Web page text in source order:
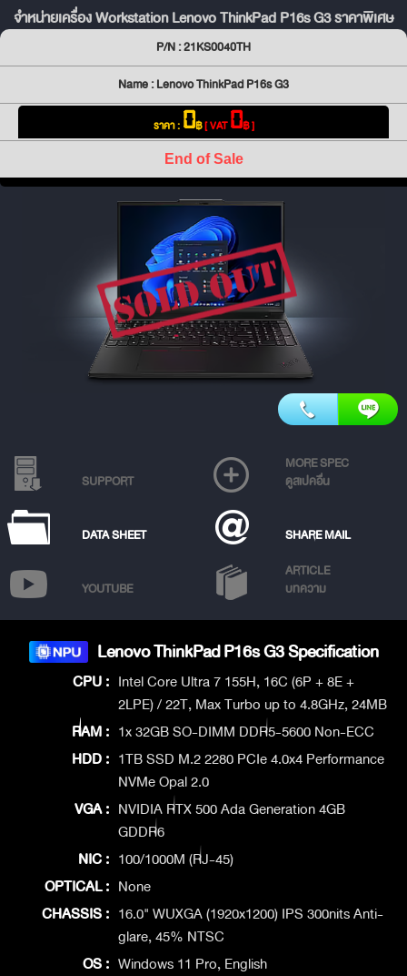
จำหน่ายเครื่อง Workstation Lenovo ThinkPad P16s G3 ราคาพิเศษ
P/N : 21KS0040TH
Name : Lenovo ThinkPad P16s G3
ราคา : 0฿[ VAT0฿ ]
End of Sale
SUPPORT
MORE SPEC
ดูสเปคอื่น
DATA SHEET SHARE MAIL
YOUTUBE
ARTICLE
บทความ
Lenovo ThinkPad P16s G3 Specification
CPU : Intel Core Ultra 7 155H, 16C (6P + 8E +
2LPE) / 22T, Max Turbo up to 4.8GHz, 24MB
RAM : 1x 32GB SO-DIMM DDR5-5600 Non-ECC
HDD : 1TB SSD M.2 2280 PCIe 4.0x4 Performance
NVMe Opal 2.0
VGA : NVIDIA RTX 500 Ada Generation 4GB
GDDR6
NIC : 100/1000M (RJ-45)
OPTICAL : None
CHASSIS : 16.0" WUXGA (1920x1200) IPS 300nits Anti-
glare, 45% NTSC
OS : Windows 11 Pro, English